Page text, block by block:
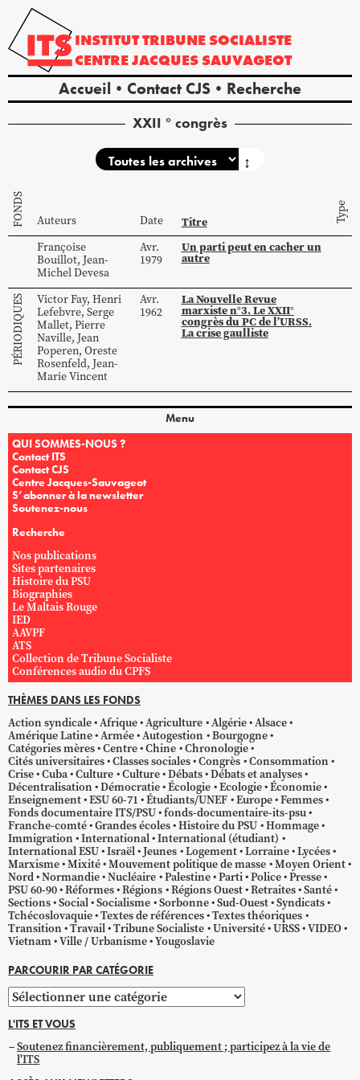
INSTITUTTRIBUNE SOCIALISTE
CENTREJACQUES SAUVAGEOT
Accueil Contact CJS Recherche
XXII ° congrès
↕
FONDS Auteurs Date Titre Type
Françoise
Bouillot, Jean-
MichelDevesa
Avr.
1979
Un parti peut en cacher un
autre
PÉRIODIQUES VictorFay, Henri
Lefebvre, Serge
Mallet, Pierre
Naville, Jean
Poperen, Oreste
Rosenfeld, Jean-
MarieVincent
Avr.
1962
La Nouvelle Revue
marxiste n°3. Le XXII°
congrès du PC de l’URSS.
La crise gaulliste
Menu
QUI SOMMES-NOUS ?
Contact ITS
Contact CJS
Centre Jacques-Sauvageot
S’abonner à la newsletter
Soutenez-nous
Recherche
Nos publications
Sites partenaires
Histoire du PSU
Biographies
Le Maltais Rouge
IED
AAVPF
ATS
Collection de Tribune Socialiste
Conférences audio du CPFS
THÈMES DANS LES FONDS
Action syndicale Afrique Agriculture Algérie Alsace
Amérique Latine Armée Autogestion
Bourgogne
Catégories mères Centre Chine Chronologie
Cités universitaires Classes sociales Congrès Consommation
Crise Cuba Culture Culture Débats Débats et analyses
Décentralisation Démocratie Écologie Ecologie Économie
Enseignement ESU 60-71 Étudiants/UNEF Europe Femmes
Fonds documentaire ITS/PSU fonds-documentaire-its-psu
Franche-comté Grandes écoles Histoire du PSU Hommage
Immigration International International (étudiant)
International ESU Israël Jeunes Logement Lorraine Lycées
Marxisme Mixité Mouvement politique de masse Moyen Orient
Nord Normandie Nucléaire Palestine Parti Police Presse
PSU 60-90 Réformes Régions Régions Ouest Retraites Santé
Sections Social Socialisme Sorbonne Sud-Ouest Syndicats
Tchécoslovaquie Textes de références Textes théoriques
Transition Travail Tribune Socialiste Université URSS VIDEO
Vietnam Ville / Urbanisme Yougoslavie
PARCOURIR PAR CATÉGORIE
Parcourir
par
catégorie
L'ITS ET VOUS
Soutenez financièrement, publiquement ; participez à la vie de
l'ITS